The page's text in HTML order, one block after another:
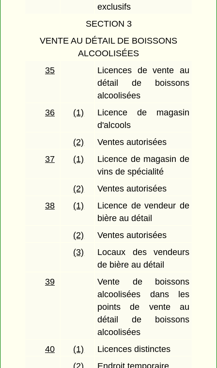
exclusifs
SECTION 3
VENTE AU DÉTAIL DE BOISSONS
ALCOOLISÉES
35
Licences de vente au
détail de boissons
alcoolisées
36
(1)
Licence de magasin
d'alcools
(2)
Ventes autorisées
37
(1)
Licence de magasin de
vins de spécialité
(2)
Ventes autorisées
38
(1)
Licence de vendeur de
bière au détail
(2)
Ventes autorisées
(3)
Locaux des vendeurs
de bière au détail
39
Vente de boissons
alcoolisées dans les
points de vente au
détail de boissons
alcoolisées
40
(1)
Licences distinctes